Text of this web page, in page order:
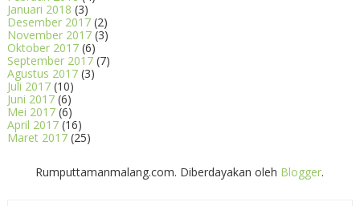
Januari 2018 (3)
Desember 2017(2)
November 2017(3)
Oktober 2017(6)
September 2017(7)
Agustus 2017(3)
Juli 2017(10)
Juni 2017(6)
Mei 2017(6)
April 2017(16)
Maret 2017(25)
Rumputtamanmalang.com. Diberdayakan oleh Blogger.